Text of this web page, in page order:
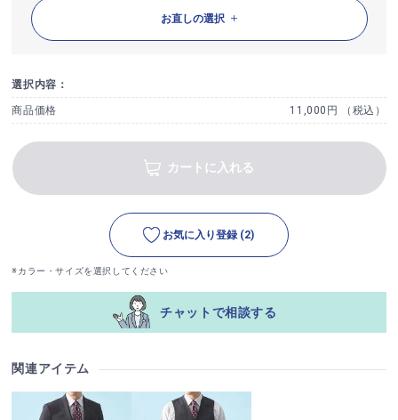
お直しの選択
選択内容：
商品価格 11,000円 （税込）
カートに入れる
お気に入り登録 (2)
※カラー・サイズを選択してください
チャットで相談する
関連アイテム